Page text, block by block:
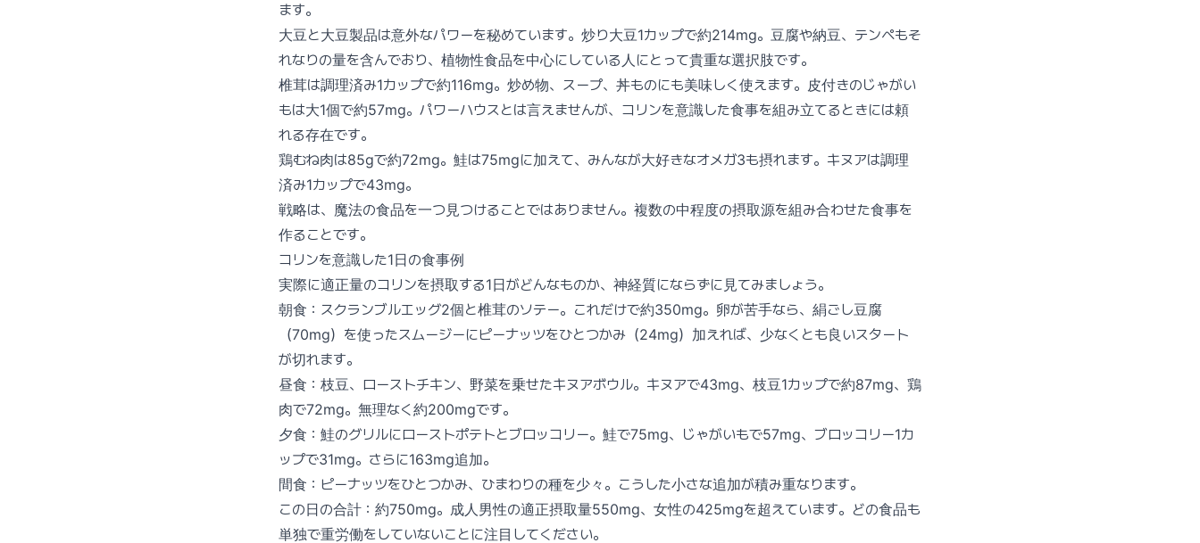
ます。
大豆と大豆製品は意外なパワーを秘めています。炒り大豆1カップで約214mg。豆腐や納豆、テンペもそ
れなりの量を含んでおり、植物性食品を中心にしている人にとって貴重な選択肢です。
椎茸は調理済み1カップで約116mg。炒め物、スープ、丼ものにも美味しく使えます。皮付きのじゃがい
もは大1個で約57mg。パワーハウスとは言えませんが、コリンを意識した食事を組み立てるときには頼
れる存在です。
鶏むね肉は85gで約72mg。鮭は75mgに加えて、みんなが大好きなオメガ3も摂れます。キヌアは調理
済み1カップで43mg。
戦略は、魔法の食品を一つ見つけることではありません。複数の中程度の摂取源を組み合わせた食事を
作ることです。
コリンを意識した1日の食事例
実際に適正量のコリンを摂取する1日がどんなものか、神経質にならずに見てみましょう。
朝食：スクランブルエッグ2個と椎茸のソテー。これだけで約350mg。卵が苦手なら、絹ごし豆腐
（70mg）を使ったスムージーにピーナッツをひとつかみ（24mg）加えれば、少なくとも良いスタート
が切れます。
昼食：枝豆、ローストチキン、野菜を乗せたキヌアボウル。キヌアで43mg、枝豆1カップで約87mg、鶏
肉で72mg。無理なく約200mgです。
夕食：鮭のグリルにローストポテトとブロッコリー。鮭で75mg、じゃがいもで57mg、ブロッコリー1カ
ップで31mg。さらに163mg追加。
間食：ピーナッツをひとつかみ、ひまわりの種を少々。こうした小さな追加が積み重なります。
この日の合計：約750mg。成人男性の適正摂取量550mg、女性の425mgを超えています。どの食品も
単独で重労働をしていないことに注目してください。